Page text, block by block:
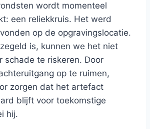
wordt momenteel
een reliekkruis. Het werd
op de opgravingslocatie.
is, kunnen we het niet
schade te riskeren. Door
op te ruimen,
zorgen dat het artefact
blijft voor toekomstige
hij.